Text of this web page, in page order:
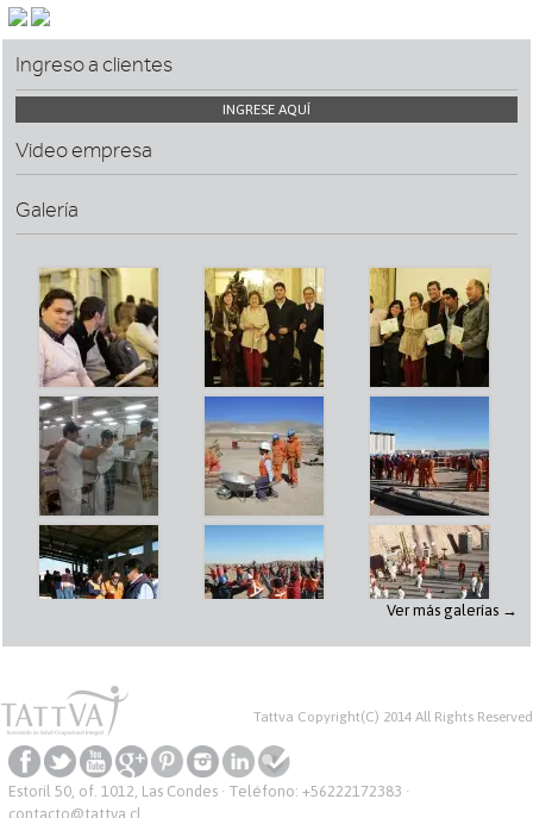
Ingreso a clientes
INGRESE AQUÍ
Video empresa
Galería
Ver más galerías →
Tattva Copyright(C) 2014 All Rights Reserved
Estoril 50, of. 1012, Las Condes · Teléfono: +56222172383 ·
contacto@tattva.cl